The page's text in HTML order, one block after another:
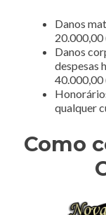
Danos
Danos
despesas
40.000,00
qualquer
Como